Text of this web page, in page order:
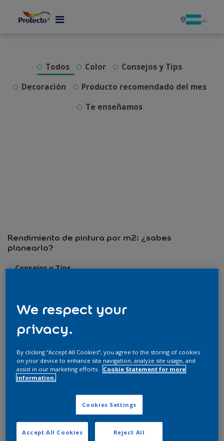
Todos Color
Consejos y Tips
Decoración
Producto recomendado del mes
Te enseñamos
Rendimiento de pintura por m2: ¿sabes
planearlo?
Consejos y Tips
pintura necesaria y ahorra dinero
Leer más
We respect your
privacy.
By clicking “Accept All Cookies”, you agree to the storing of cookies
on your device to enhance site navigation, analyze site usage, and
assist in our marketing efforts.
Cookie Statement for more
information.
Cookies Settings
Reject All
Accept All Cookies